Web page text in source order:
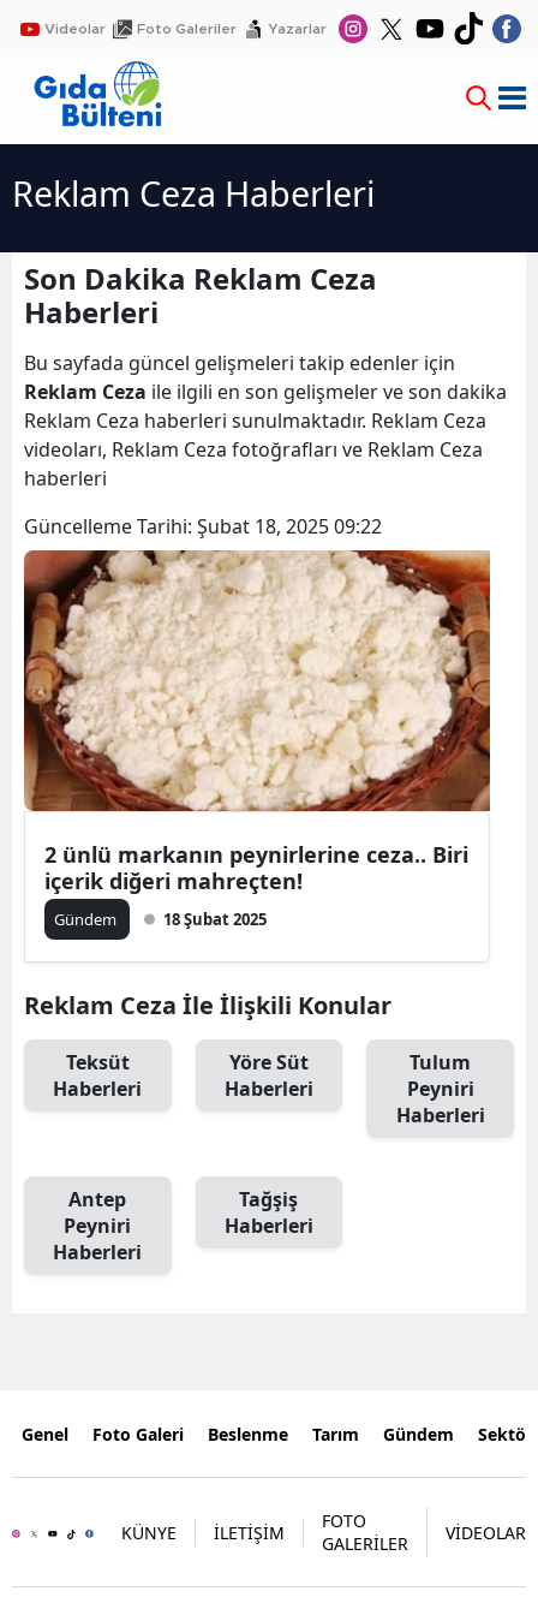
Videolar Foto Galeriler Yazarlar
Reklam Ceza Haberleri
Son Dakika Reklam Ceza
Haberleri
Bu sayfada güncel gelişmeleri takip edenler için
Reklam Ceza ile ilgili en son gelişmeler ve son dakika
Reklam Ceza haberleri sunulmaktadır. Reklam Ceza
videoları, Reklam Ceza fotoğrafları ve Reklam Ceza
haberleri
Güncelleme Tarihi: Şubat 18, 2025 09:22
2 ünlü markanın peynirlerine ceza.. Biri
içerik diğeri mahreçten!
Gündem 18 Şubat 2025
Reklam Ceza İle İlişkili Konular
Teksüt
Haberleri
Yöre Süt
Haberleri
Tulum
Peyniri
Haberleri
Antep
Peyniri
Haberleri
Tağşiş
Haberleri
Genel Foto Galeri Beslenme Tarım Gündem
KÜNYE İLETİŞİM
FOTO
GALERİLER
VİDEOLAR